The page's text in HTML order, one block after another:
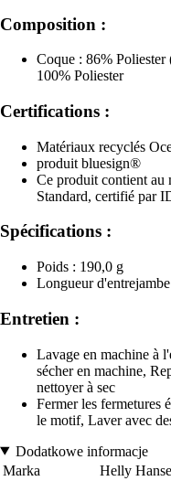
Composition :
Coque : 86% Poliester
100% Poliester
Certifications :
Matériaux recyclés
produit bluesign®
Ce produit contient au
Standard, certifié par
Spécifications :
Poids : 190,0 g
Longueur
Entretien :
Lavage en machine à
sécher en machine,
nettoyer à sec
Fermer les fermetures
le motif, Laver avec
Dodatkowe informacje
Marka
Helly